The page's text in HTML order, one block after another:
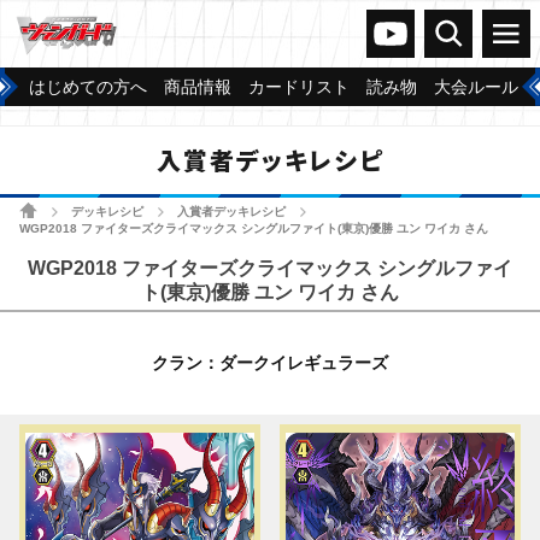
ヴァンガードch
検索 メニュー
はじめての方へ 商品情報 カードリスト 読み物 大会ルール
入賞者デッキレシピ
ホームデッキレシピ 入賞者デッキレシピ
WGP2018 ファイターズクライマックス シングルファイト(東京)優勝 ユン ワイカ さん
WGP2018 ファイターズクライマックス シングルファイ
ト(東京)優勝 ユン ワイカ さん
クラン：ダークイレギュラーズ